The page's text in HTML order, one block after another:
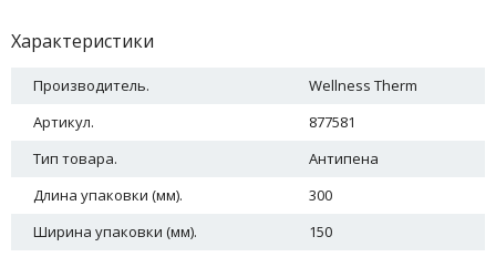
Характеристики
Производитель.
Wellness Therm
Артикул.
877581
Тип товара.
Антипена
Длина упаковки (мм).
300
Ширина упаковки (мм).
150